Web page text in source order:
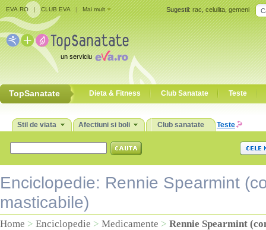
Sugestii: rac,celulita,gemeni
EVA.RO | CLUB EVA | Mai mult
un serviciu
TopSanatate Dieta & Fitness Club Sanatate Teste
Stil de viata Afectiuni si boli Club sanatate Teste
Enciclopedie: Rennie Spearmint
masticabile)
Home > Enciclopedie > Medicamente > Rennie Spearmint